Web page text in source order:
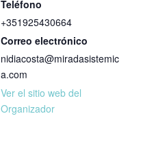
Teléfono
+351925430664
Correo electrónico
nidiacosta@miradasistemic
a.com
Ver el sitio web del
Organizador